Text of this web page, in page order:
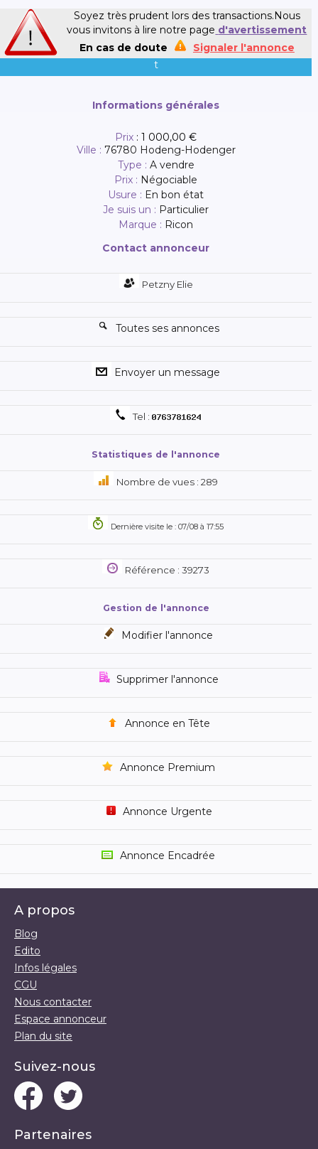
Soyez très prudent lors des transactions.Nous
vous invitons à lire notre page d'avertissement
En cas de doute
Signaler l'annonce
t
Informations générales
Prix :1 000,00 €
Ville : 76780 Hodeng-Hodenger
Type : A vendre
Prix : Négociable
Usure : En bon état
Je suis un : Particulier
Marque : Ricon
Contact annonceur
Petzny Elie
Toutes ses annonces
Envoyer un message
Tel :
Statistiques de l'annonce
Nombre de vues : 289
Dernière visite le : 07/08 à 17:55
Référence : 39273
Gestion de l'annonce
Modifier l'annonce
Supprimer l'annonce
Annonce en Tête
Annonce Premium
Annonce Urgente
Annonce Encadrée
A propos
Blog
Edito
Infos légales
CGU
Nous contacter
Espace annonceur
Plan du site
Suivez-nous
Partenaires